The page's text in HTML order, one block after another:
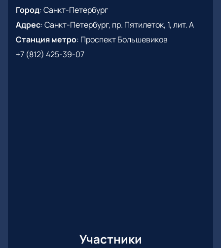
Город:Санкт-Петербург
Адрес:Санкт-Петербург, пр. Пятилеток, 1, лит. А
Станция метро: Проспект Большевиков
+7 (812) 425-39-07
Участники